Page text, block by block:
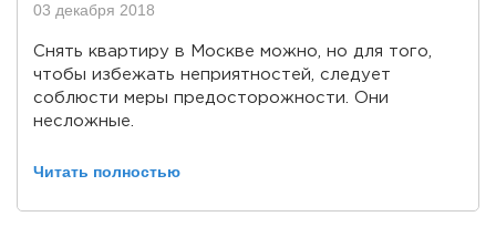
03 декабря 2018
Снять квартиру в Москве можно, но для того,
чтобы избежать неприятностей, следует
соблюсти меры предосторожности. Они
несложные.
Читать полностью